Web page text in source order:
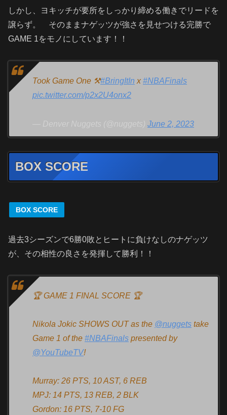
しかし、ヨキッチが要所をしっかり締める働きでリードを
譲らず。 そのままナゲッツが強さを見せつける完勝で
GAME 1をモノにしています！！
Took Game One ⚒#BringItIn x #NBAFinals
pic.twitter.com/p2x2U4onx2
— Denver Nuggets (@nuggets) June 2, 2023
BOX SCORE
BOX SCORE
過去3シーズンで6勝0敗とヒートに負けなしのナゲッツ
が、その相性の良さを発揮して勝利！！
🏆 GAME 1 FINAL SCORE 🏆
Nikola Jokic SHOWS OUT as the @nuggets take
Game 1 of the #NBAFinals presented by
@YouTubeTV!
Murray: 26 PTS, 10 AST, 6 REB
MPJ: 14 PTS, 13 REB, 2 BLK
Gordon: 16 PTS, 7-10 FG